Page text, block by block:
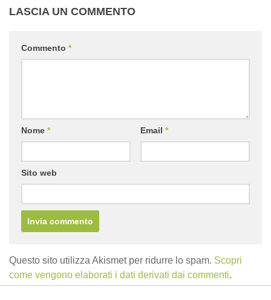
LASCIA UN COMMENTO
Commento *
Nome * Email *
Sito web
Questo sito utilizza Akismet per ridurre lo spam. Scopri
come vengono elaborati i dati derivati dai commenti.